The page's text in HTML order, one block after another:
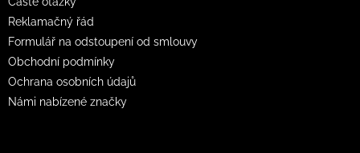
Reklamačný řád
Formulář na odstoupení od smlouvy
Obchodní podmínky
Ochrana osobních údajů
Námi nabízené značky